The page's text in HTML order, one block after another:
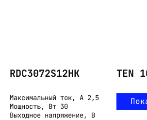
RDC3072S12HK
Максимальный ток, А 2,5
Мощность, Вт 30
Выходное напряжение, В
TEN